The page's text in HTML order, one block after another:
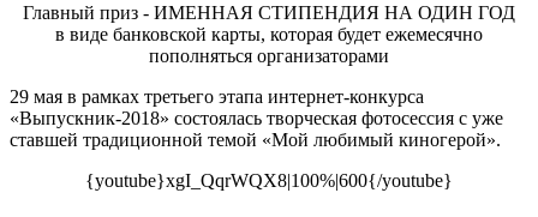
Главный приз - ИМЕННАЯ СТИПЕНДИЯ НА ОДИН ГОД
в виде банковской карты, которая будет ежемесячно
пополняться организаторами
29 мая в рамках третьего этапа интернет-конкурса
«Выпускник-2018» состоялась творческая фотосессия с уже
ставшей традиционной темой «Мой любимый киногерой».
{youtube}xgI_QqrWQX8|100%|600{/youtube}